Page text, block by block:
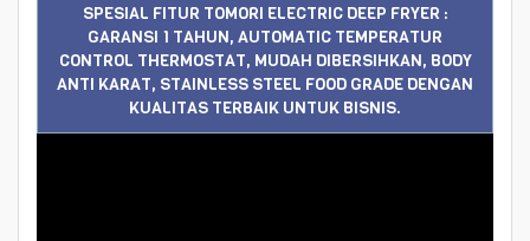
SPESIAL FITUR TOMORI ELECTRIC DEEP FRYER :
GARANSI 1 TAHUN, AUTOMATIC TEMPERATUR
CONTROL THERMOSTAT, MUDAH DIBERSIHKAN, BODY
ANTI KARAT, STAINLESS STEEL FOOD GRADE DENGAN
KUALITAS TERBAIK UNTUK BISNIS.